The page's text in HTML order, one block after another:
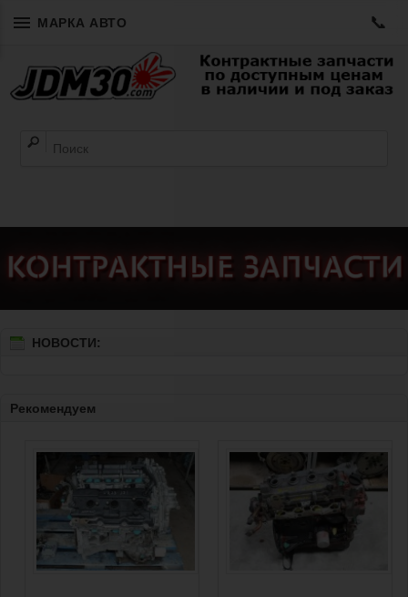
МАРКА АВТО 📞
НОВОСТИ:
Рекомендуем